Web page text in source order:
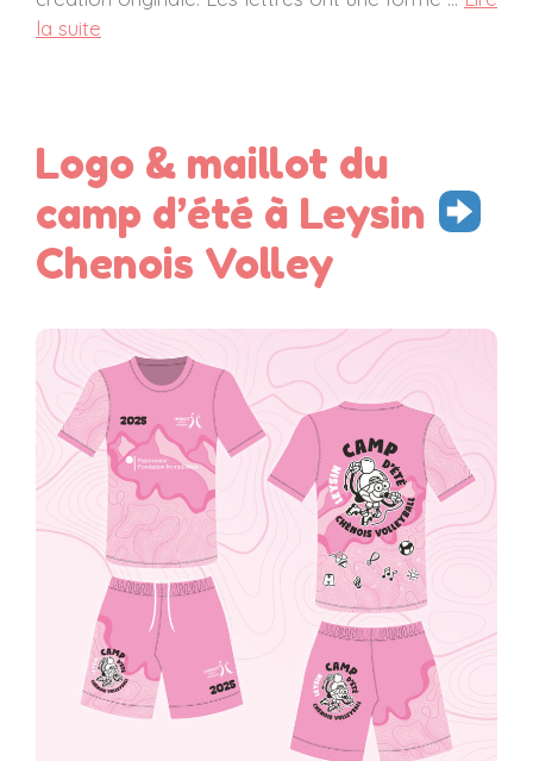
la suite
Logo & maillot du
camp d’été à Leysin
Chenois Volley